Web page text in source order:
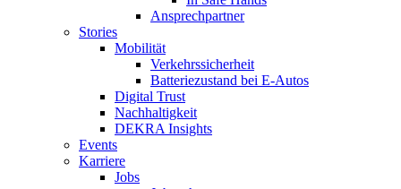
Ansprechpartner
Stories
Mobilität
Verkehrssicherheit
Batteriezustand bei E-Autos
Digital Trust
Nachhaltigkeit
DEKRA Insights
Events
Karriere
Jobs